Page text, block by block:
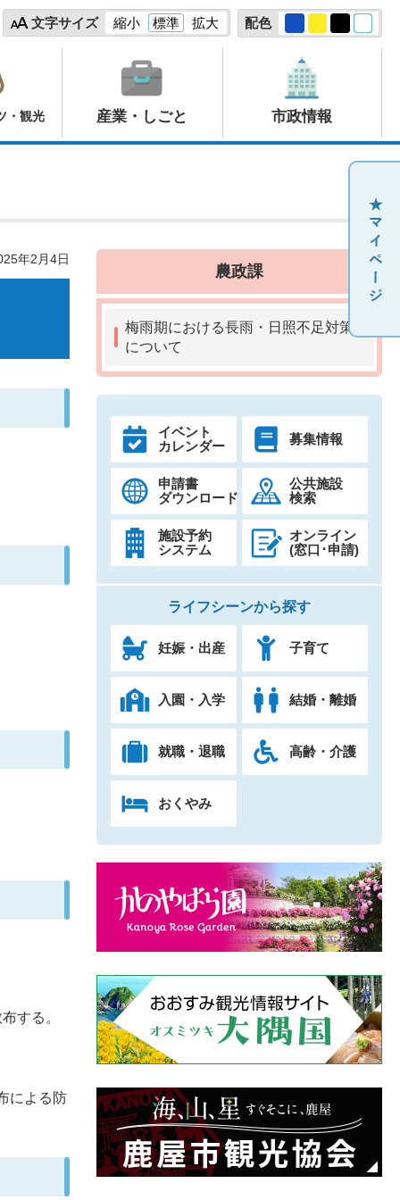
文字サイズ 縮小 標準 拡大 配色
・観光 産業・しごと 市政情報
年2月4日
する。
による防
農政課
梅雨期における長雨・日照不足対策
について
イベント
カレンダー
募集情報
申請書
ダウンロード
公共施設
検索
施設予約
システム
オンライン
(窓口･申請)
ライフシーンから探す
妊娠・出産 子育て
入園・入学 結婚・離婚
就職・退職 高齢・介護
おくやみ